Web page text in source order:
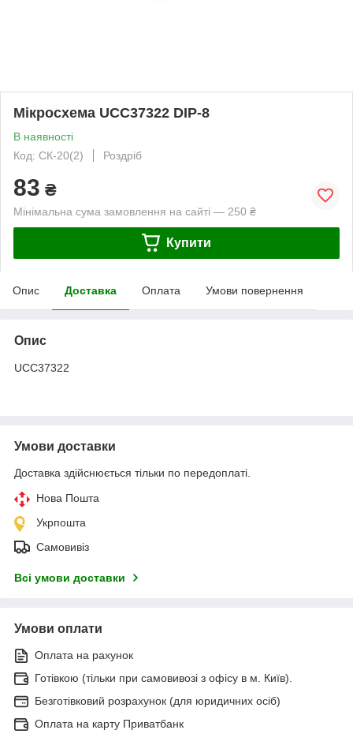
Мікросхема UCC37322 DIP-8
В наявності
Код: СК-20(2)
Роздріб
83 ₴
Мінімальна сума замовлення на сайті — 250 ₴
Купити
Опис Доставка Оплата Умови повернення
Опис
UCC37322
Умови доставки
Доставка здійснюється тільки по передоплаті.
Нова Пошта
Укрпошта
Самовивіз
Всі умови доставки
Умови оплати
Оплата на рахунок
Готівкою (тільки при самовивозі з офісу в м. Київ).
Безготівковий розрахунок (для юридичних осіб)
Оплата на карту Приватбанк